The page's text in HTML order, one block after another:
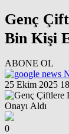
Genç
Bin Kişi
ABONE OL
25 Ekim 2025
0